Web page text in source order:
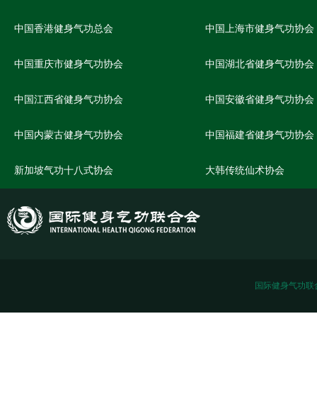
中国香港健身气功总会 中国上海市健身气功协会
中国重庆市健身气功协会 中国湖北省健身气功协会
中国江西省健身气功协会 中国安徽省健身气功协会
中国内蒙古健身气功协会 中国福建省健身气功协会
新加坡气功十八式协会 大韩传统仙术协会
国际健身气功